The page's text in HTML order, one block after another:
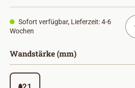
Sofort verfügbar, Lieferzeit: 4-6
Wochen
Wandstärke (mm)